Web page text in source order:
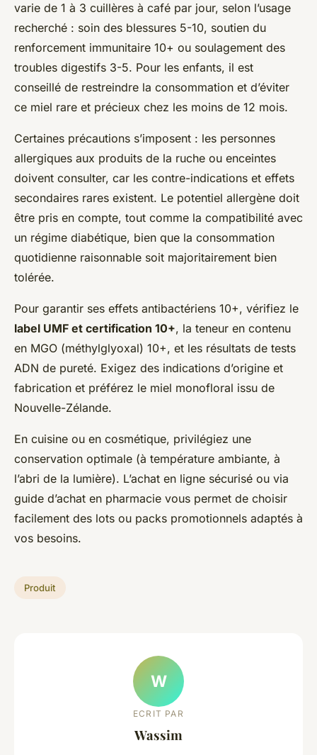
varie de 1 à 3 cuillères à café par jour, selon l’usage
recherché : soin des blessures 5-10, soutien du
renforcement immunitaire 10+ ou soulagement des
troubles digestifs 3-5. Pour les enfants, il est
conseillé de restreindre la consommation et d’éviter
ce miel rare et précieux chez les moins de 12 mois.
Certaines précautions s’imposent : les personnes
allergiques aux produits de la ruche ou enceintes
doivent consulter, car les contre-indications et effets
secondaires rares existent. Le potentiel allergène doit
être pris en compte, tout comme la compatibilité avec
un régime diabétique, bien que la consommation
quotidienne raisonnable soit majoritairement bien
tolérée.
Pour garantir ses effets antibactériens 10+, vérifiez le
label UMF et certification 10+, la teneur en contenu
en MGO (méthylglyoxal) 10+, et les résultats de tests
ADN de pureté. Exigez des indications d’origine et
fabrication et préférez le miel monofloral issu de
Nouvelle-Zélande.
En cuisine ou en cosmétique, privilégiez une
conservation optimale (à température ambiante, à
l’abri de la lumière). L’achat en ligne sécurisé ou via
guide d’achat en pharmacie vous permet de choisir
facilement des lots ou packs promotionnels adaptés à
vos besoins.
Produit
W
ECRIT PAR
Wassim